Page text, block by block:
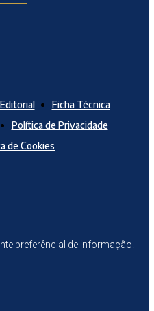
Ficha Técnica
Política de Privacidade
de Cookies
preferêncial de informação.